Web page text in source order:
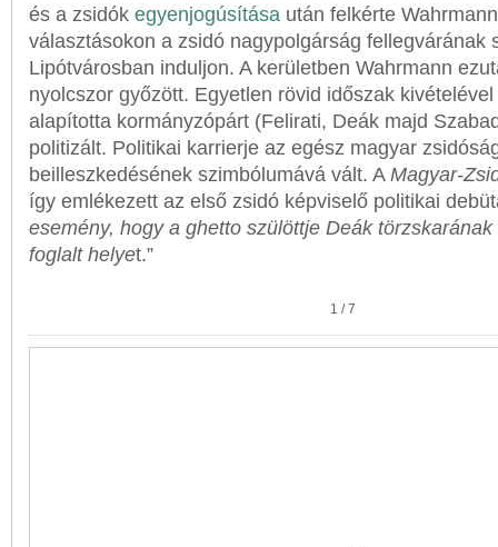
és a zsidók egyenjogúsítása után felkérte
választásokon a zsidó nagypolgárság fellegvárának
Lipótvárosban induljon. A kerületben Wahrmann
nyolcszor győzött. Egyetlen rövid időszak
alapította kormányzópárt (Felirati, Deák majd
politizált. Politikai karrierje az egész magyar
beilleszkedésének szimbólumává vált. A Magyar-
így emlékezett az első zsidó képviselő politikai
esemény, hogy a ghetto szülöttje Deák
foglalt helyet.”
1 /7